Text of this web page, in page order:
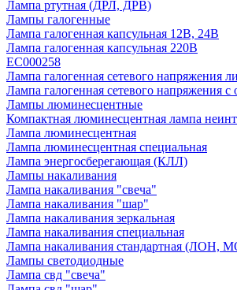
Лампа ртутная (ДРЛ, ДРВ)
Лампы галогенные
Лампа галогенная капсульная 12В, 24В
Лампа галогенная капсульная 220В
EC000258
Лампа галогенная сетевого напряжения
Лампа галогенная сетевого напряжения с
Лампы люминесцентные
Компактная люминесцентная лампа
Лампа люминесцентная
Лампа люминесцентная специальная
Лампа энергосберегающая (КЛЛ)
Лампы накаливания
Лампа накаливания "свеча"
Лампа накаливания "шар"
Лампа накаливания зеркальная
Лампа накаливания специальная
Лампа накаливания стандартная (ЛОН,
Лампы светодиодные
Лампа свд "свеча"